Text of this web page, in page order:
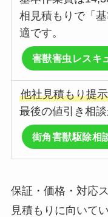
相見積もりで「
適です。
害獣害虫レスキ
他社見積もり提
最後の値引き相
街角害獣駆除相
保証・価格・対応
見積もりに向いて